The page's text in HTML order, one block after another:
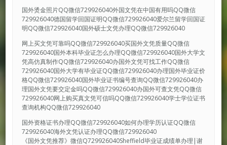
国外烫金照片QQ微信729926040外国文凭在中国有用吗QQ微信
729926040德国留学回国证明QQ微信729926040爱尔兰留学回国证
明QQ微信729926040国外硕士文凭办理QQ微信729926040
网上买文凭可靠吗QQ微信729926040买国外文凭质量QQ微信
729926040国外本科毕业证怎么办理QQ微信729926040国外大学文
凭高仿真制作QQ微信729926040办国外文凭可找工作QQ微信
729926040国外大学有毕业证QQ微信729926040办理国外毕业证价
格QQ微信729926040国外毕业证书编号查询QQ微信729926040办
理国外文凭要交定金吗QQ微信729926040办国外可查文凭QQ微信
729926040网上购买真文凭可信吗QQ微信729926040学士学位证书
查询机构QQ微信729926040
国外资格证书办理QQ微信729926040如何办理学历认证QQ微信
729926040海外文凭认证办理QQ微信729926040
《国外文凭推荐》微信Q729926040Sheffield毕业证成绩单办理|谢